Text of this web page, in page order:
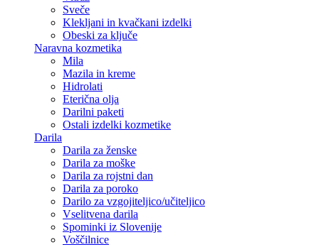
Sveče
Klekljani in kvačkani izdelki
Obeski za ključe
Naravna kozmetika
Mila
Mazila in kreme
Hidrolati
Eterična olja
Darilni paketi
Ostali izdelki kozmetike
Darila
Darila za ženske
Darila za moške
Darila za rojstni dan
Darila za poroko
Darilo za vzgojiteljico/učiteljico
Vselitvena darila
Spominki iz Slovenije
Voščilnice